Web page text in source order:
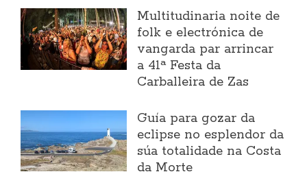
Multitudinaria noite de
folk e electrónica de
vangarda par arrincar
a 41ª Festa da
Carballeira de Zas
Guía para gozar da
eclipse no esplendor da
súa totalidade na Costa
da Morte